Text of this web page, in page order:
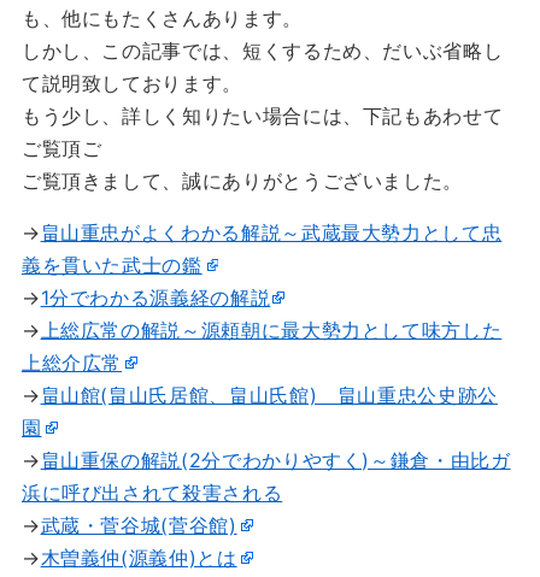
も、他にもたくさんあります。
しかし、この記事では、短くするため、だいぶ省略し
て説明致しております。
もう少し、詳しく知りたい場合には、下記もあわせて
ご覧頂ご
ご覧頂きまして、誠にありがとうございました。
→ 畠山重忠がよくわかる解説～武蔵最大勢力として忠
義を貫いた武士の鑑
→1分でわかる源義経の解説
→上総広常の解説～源頼朝に最大勢力として味方した
上総介広常
→ 畠山館(畠山氏居館、畠山氏館) 畠山重忠公史跡公
園
→ 畠山重保の解説(2分でわかりやすく)～鎌倉・由比ガ
浜に呼び出されて殺害される
→武蔵・菅谷城(菅谷館)
→木曽義仲(源義仲)とは